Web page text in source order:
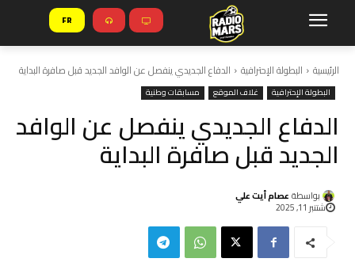
FR
الرئيسية البطولة الإحترافية الدفاع الجديدي ينفصل عن الوافد الجديد قبل صافرة البداية
البطولة الإحترافية غلاف الموقع مسابقات وطنية
الدفاع الجديدي ينفصل عن الوافد
الجديد قبل صافرة البداية
بواسطة عصام أيت علي
شتنبر 11, 2025